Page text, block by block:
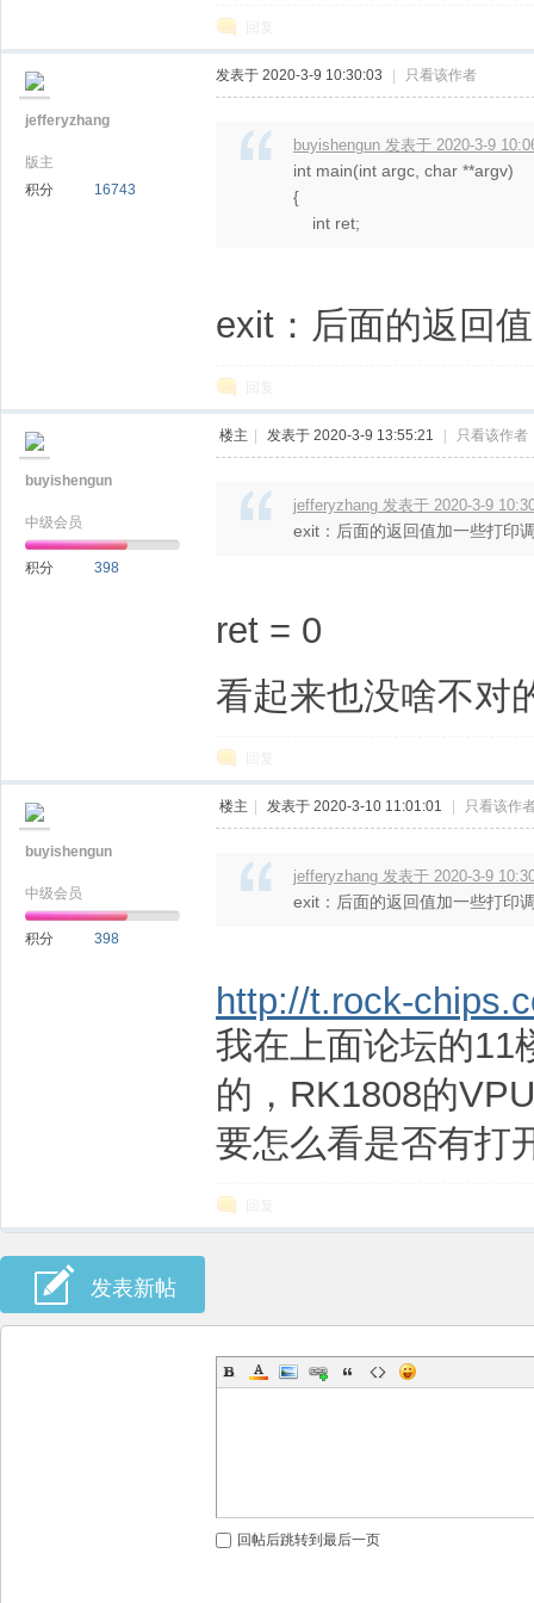
jefferyzhang
版主
积分
16743
发表于 2020-3-9 10:30:03 只看该作者
buyishengun 发表于 2020-3-9
int main(int argc, char **argv)
{
int ret;
exit：后面的返回
buyishengun
中级会员
积分 398
楼主 发表于 2020-3-9 13:55:21 只看该作者
jefferyzhang 发表于 2020-3-9
exit：后面的返回值加一些打印
ret = 0
看起来也没啥不对
buyishengun
中级会员
积分 398
楼主 发表于 2020-3-10 11:01:01 只看该作
jefferyzhang 发表于 2020-3-9
exit：后面的返回值加一些打印
http://t.rock-
我在上面论坛的11
的，RK1808的
要怎么看是否有打
发表新帖
回帖后跳转到最后一页